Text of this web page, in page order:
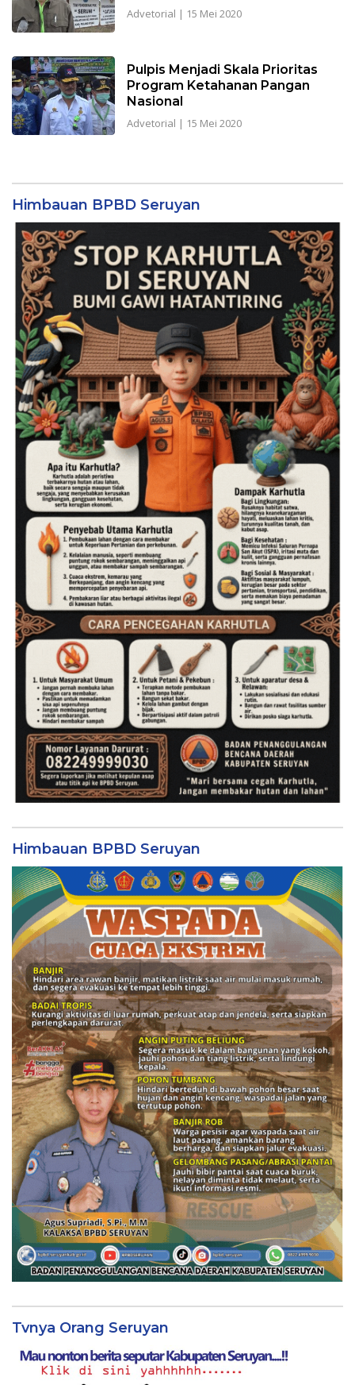
Advetorial | 15 Mei 2020
Pulpis Menjadi Skala Prioritas
Program Ketahanan Pangan
Nasional
Advetorial | 15 Mei 2020
Himbauan BPBD Seruyan
Himbauan BPBD Seruyan
Tvnya Orang Seruyan